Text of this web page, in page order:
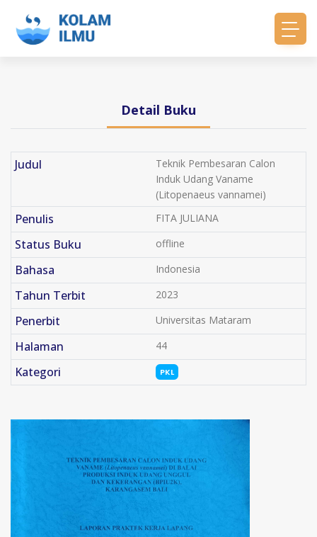
Detail Buku
Judul
Teknik Pembesaran Calon
Induk Udang Vaname
(Litopenaeus vannamei)
Penulis FITA JULIANA
Status Buku offline
Bahasa Indonesia
Tahun Terbit 2023
Penerbit Universitas Mataram
Halaman 44
Kategori PKL